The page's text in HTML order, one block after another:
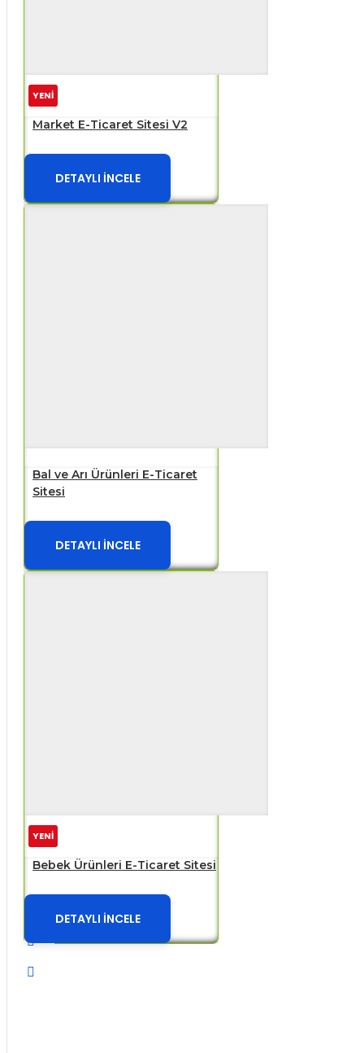
YENİ
Market E-Ticaret Sitesi V2
DETAYLI İNCELE
Bal ve Arı Ürünleri E-Ticaret
Sitesi
DETAYLI İNCELE
YENİ
Bebek Ürünleri E-Ticaret Sitesi
DETAYLI İNCELE